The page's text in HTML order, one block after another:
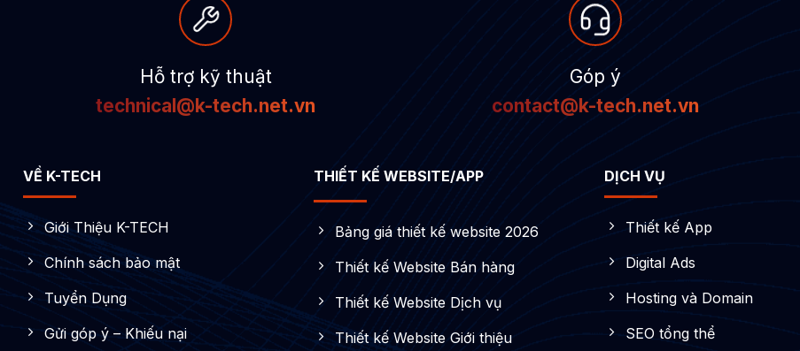
Hỗ trợ kỹ thuật
technical@k-tech.net.vn
Góp ý
contact@k-tech.net.vn
VỀ K-TECH
Giới Thiệu K-TECH
Chính sách bảo mật
Tuyển Dụng
Gửi góp ý – Khiếu nại
THIẾT KẾ WEBSITE/APP
Bảng giá thiết kế website 2026
Thiết kế Website Bán hàng
Thiết kế Website Dịch vụ
Thiết kế Website Giới thiệu
DỊCH VỤ
Thiết kế App
Digital Ads
Hosting và Domain
SEO tổng thể